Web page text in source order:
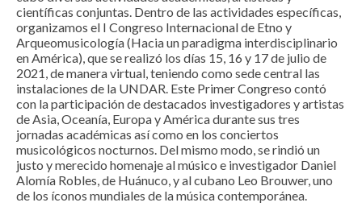
científicas conjuntas. Dentro de las actividades específicas,
organizamos el I Congreso Internacional de Etno y
Arqueomusicología (Hacia un paradigma interdisciplinario
en América), que se realizó los días 15, 16 y 17 de julio de
2021, de manera virtual, teniendo como sede central las
instalaciones de la UNDAR. Este Primer Congreso contó
con la participación de destacados investigadores y artistas
de Asia, Oceanía, Europa y América durante sus tres
jornadas académicas así como en los conciertos
musicológicos nocturnos. Del mismo modo, se rindió un
justo y merecido homenaje al músico e investigador Daniel
Alomía Robles, de Huánuco, y al cubano Leo Brouwer, uno
de los íconos mundiales de la música contemporánea.